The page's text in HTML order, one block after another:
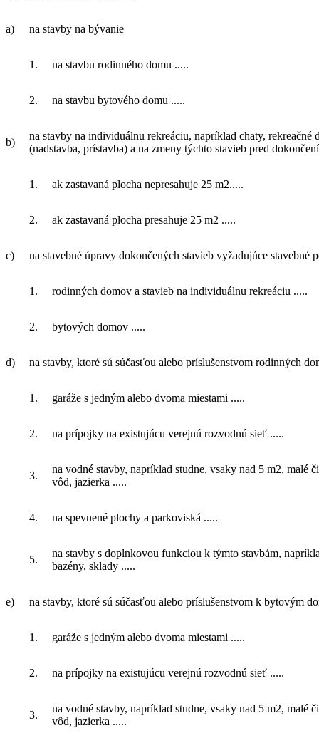
a) na stavby na bývanie
1. na stavbu rodinného domu .....
2. na stavbu bytového domu .....
b)
na stavby na individuálnu rekreáciu, napríklad chaty, rekreačné
(nadstavba, prístavba) a na zmeny týchto stavieb pred
1. ak zastavaná plocha nepresahuje 25 m2.....
2. ak zastavaná plocha presahuje 25 m2 .....
c) na stavebné úpravy dokončených stavieb vyžadujúce stavebné
1. rodinných domov a stavieb na individuálnu rekreáciu .....
2. bytových domov .....
d) na stavby, ktoré sú súčasťou alebo príslušenstvom rodinných
1. garáže s jedným alebo dvoma miestami .....
2. na prípojky na existujúcu verejnú rozvodnú sieť .....
3.
na vodné stavby, napríklad studne, vsaky nad 5 m2, malé
vôd, jazierka .....
4. na spevnené plochy a parkoviská .....
5.
na stavby s doplnkovou funkciou k týmto stavbám,
bazény, sklady .....
e) na stavby, ktoré sú súčasťou alebo príslušenstvom k bytovým
1. garáže s jedným alebo dvoma miestami .....
2. na prípojky na existujúcu verejnú rozvodnú sieť .....
3.
na vodné stavby, napríklad studne, vsaky nad 5 m2, malé
vôd, jazierka .....